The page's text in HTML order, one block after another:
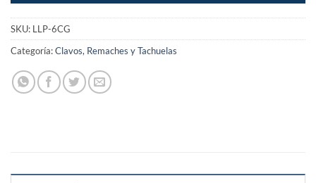
SKU: LLP-6CG
Categoría:Clavos, Remaches y Tachuelas